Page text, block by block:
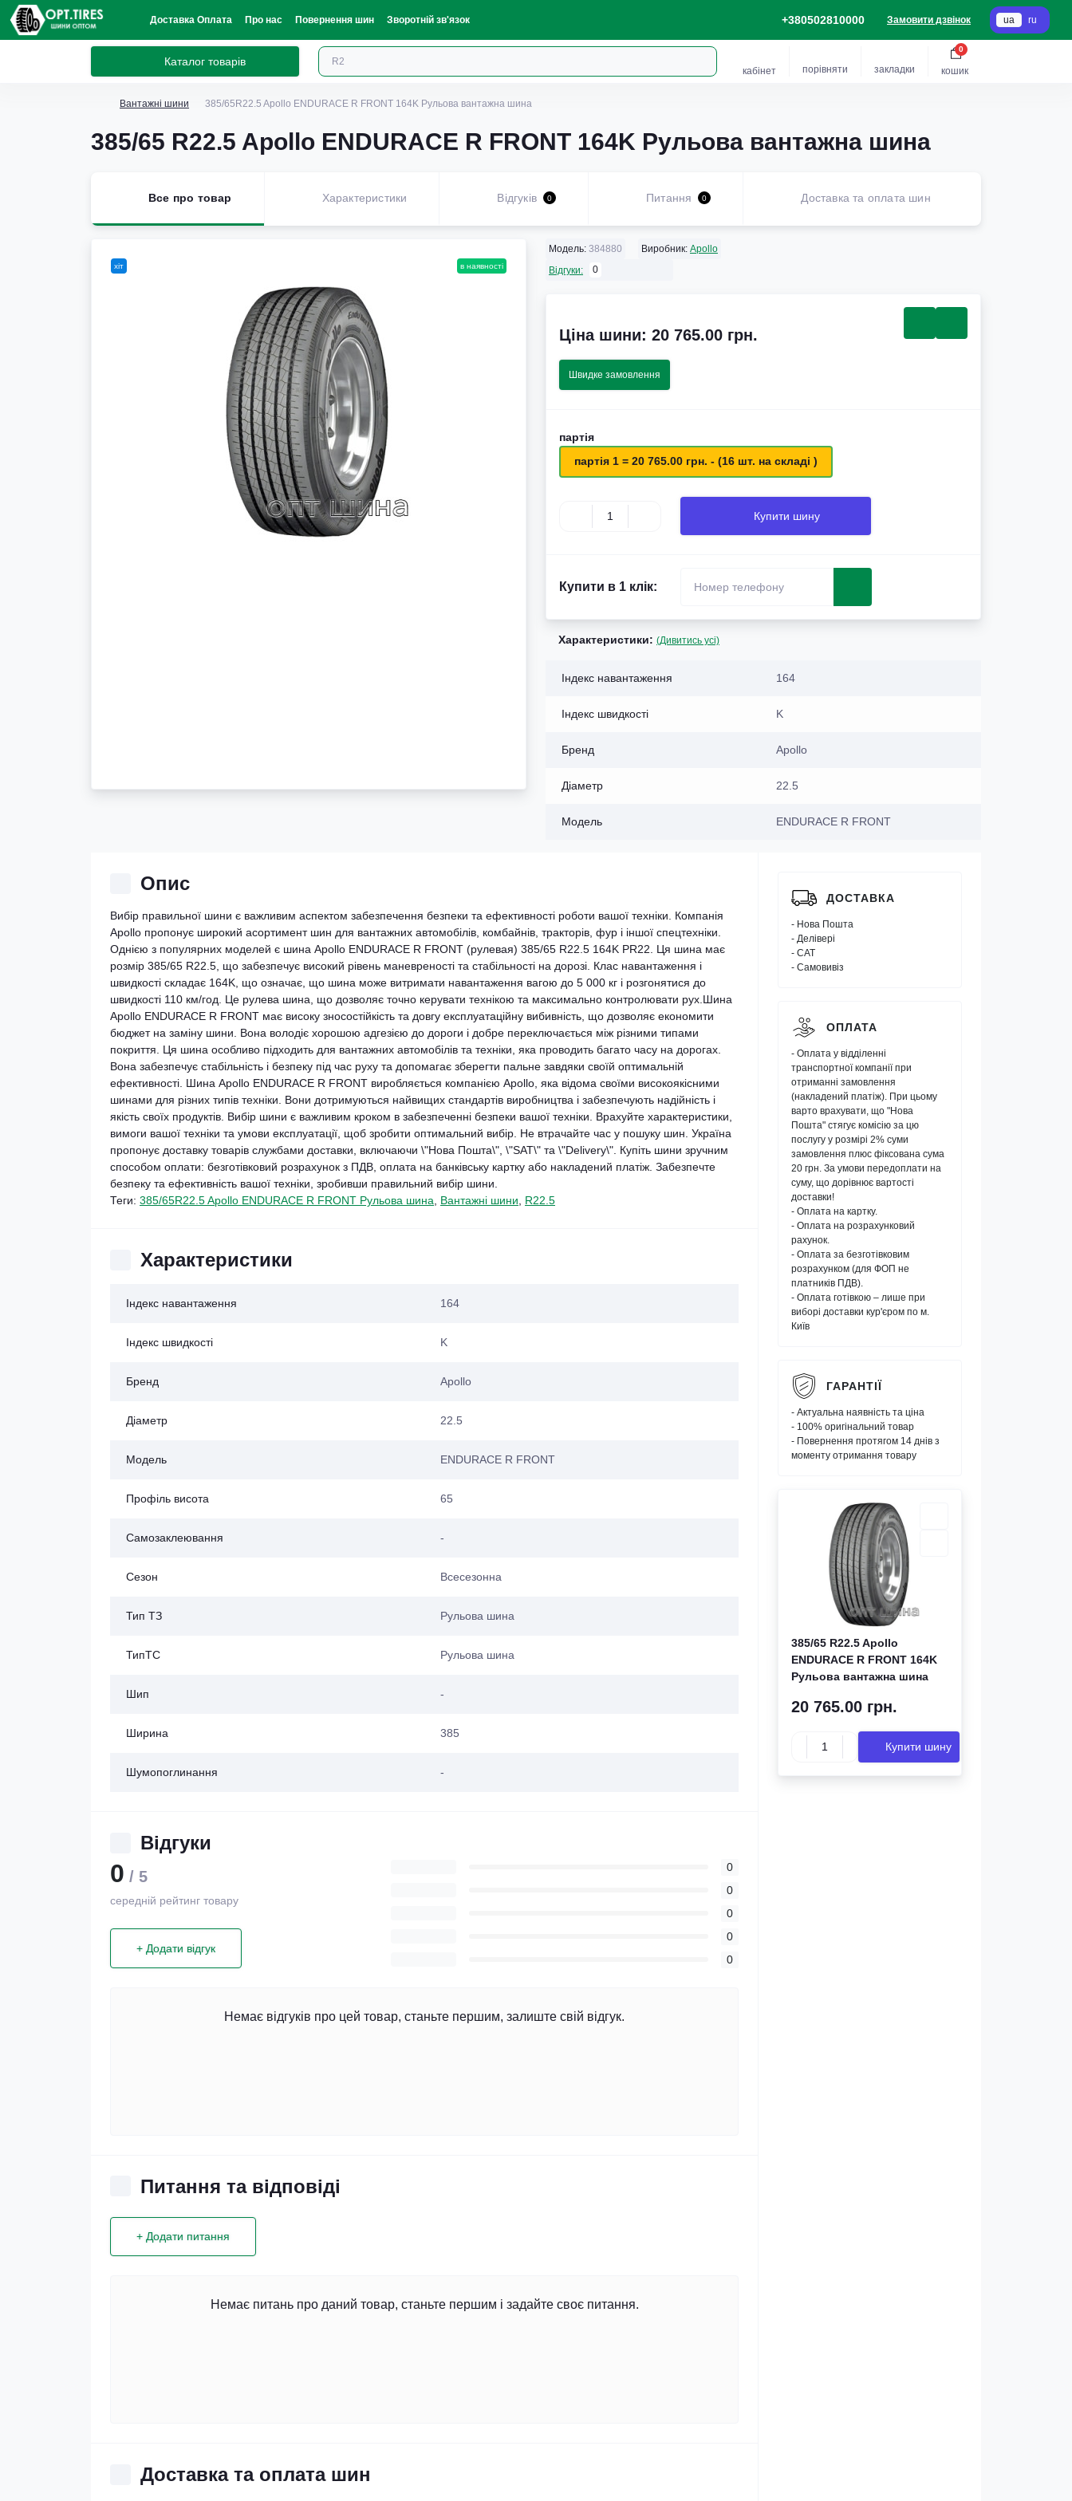
Доставка Оплата Про нас Повернення шин Зворотній зв'язок +380502810000 Замовити дзвінок ua ru
Каталог товарів
кабінет порівняти закладки кошик
0
Вантажні шини 385/65R22.5 Apollo ENDURACE R FRONT 164K Рульова вантажна шина
385/65 R22.5 Apollo ENDURACE R FRONT 164K Рульова вантажна шина
Все про товар Характеристики Відгуків 0 Питання 0 Доставка та оплата шин
хіт в наявності
Модель: 384880 Виробник: Apollo
Відгуки:
0
Ціна шини: 20 765.00 грн.
Швидке замовлення
партія
партія 1 = 20 765.00 грн. - (16 шт. на складі )
Купити шину
Купити в 1 клік:
Характеристики: (Дивитись усі)
Індекс навантаження 164
Індекс швидкості K
Бренд Apollo
Діаметр 22.5
Модель ENDURACE R FRONT
Опис
Вибір правильної шини є важливим аспектом забезпечення безпеки та ефективності роботи вашої техніки. Компанія
Apollo пропонує широкий асортимент шин для вантажних автомобілів, комбайнів, тракторів, фур і іншої спецтехніки.
Однією з популярних моделей є шина Apollo ENDURACE R FRONT (рулевая) 385/65 R22.5 164K PR22. Ця шина має
розмір 385/65 R22.5, що забезпечує високий рівень маневреності та стабільності на дорозі. Клас навантаження і
швидкості складає 164K, що означає, що шина може витримати навантаження вагою до 5 000 кг і розгонятися до
швидкості 110 км/год. Це рулева шина, що дозволяє точно керувати технікою та максимально контролювати рух.Шина
Apollo ENDURACE R FRONT має високу зносостійкість та довгу експлуатаційну вибивність, що дозволяє економити
бюджет на заміну шини. Вона володіє хорошою адгезією до дороги і добре переключається між різними типами
покриття. Ця шина особливо підходить для вантажних автомобілів та техніки, яка проводить багато часу на дорогах.
Вона забезпечує стабільність і безпеку під час руху та допомагає зберегти пальне завдяки своїй оптимальній
ефективності. Шина Apollo ENDURACE R FRONT виробляється компанією Apollo, яка відома своїми високоякісними
шинами для різних типів техніки. Вони дотримуються найвищих стандартів виробництва і забезпечують надійність і
якість своїх продуктів. Вибір шини є важливим кроком в забезпеченні безпеки вашої техніки. Врахуйте характеристики,
вимоги вашої техніки та умови експлуатації, щоб зробити оптимальний вибір. Не втрачайте час у пошуку шин. Україна
пропонує доставку товарів службами доставки, включаючи \"Нова Пошта\", \"SAT\" та \"Delivery\". Купіть шини зручним
способом оплати: безготівковий розрахунок з ПДВ, оплата на банківську картку або накладений платіж. Забезпечте
безпеку та ефективність вашої техніки, зробивши правильний вибір шини.
Теги: 385/65R22.5 Apollo ENDURACE R FRONT Рульова шина Вантажні шини R22.5
Характеристики
Індекс навантаження 164
Індекс швидкості K
Бренд Apollo
Діаметр 22.5
Модель ENDURACE R FRONT
Профіль висота 65
Самозаклеювання -
Сезон Всесезонна
Тип ТЗ Рульова шина
ТипТС Рульова шина
Шип -
Ширина 385
Шумопоглинання -
Відгуки
0 / 5
середній рейтинг товару
+ Додати відгук
0
0
0
0
0
Немає відгуків про цей товар, станьте першим, залиште свій відгук.
Питання та відповіді
+ Додати питання
Немає питань про даний товар, станьте першим і задайте своє питання.
Доставка та оплата шин
ДОСТАВКА
- Нова Пошта
- Делівері
- САТ
- Самовивіз
ОПЛАТА
- Оплата у відділенні
транспортної компанії при
отриманні замовлення
(накладений платіж). При цьому
варто врахувати, що "Нова
Пошта" стягує комісію за цю
послугу у розмірі 2% суми
замовлення плюс фіксована сума
20 грн. За умови передоплати на
суму, що дорівнює вартості
доставки!
- Оплата на картку.
- Оплата на розрахунковий
рахунок.
- Оплата за безготівковим
розрахунком (для ФОП не
платників ПДВ).
- Оплата готівкою – лише при
виборі доставки кур'єром по м.
Київ
ГАРАНТІЇ
- Актуальна наявність та ціна
- 100% оригінальний товар
- Повернення протягом 14 днів з
моменту отримання товару
385/65 R22.5 Apollo
ENDURACE R FRONT 164K
Рульова вантажна шина
20 765.00 грн.
Купити шину